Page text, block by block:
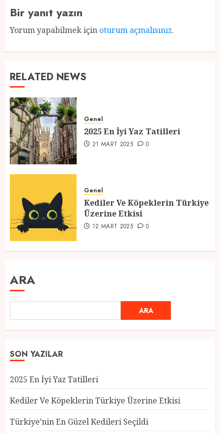
Bir yanıt yazın
Yorum yapabilmek için oturum açmalısınız.
RELATED NEWS
Genel
2025 En İyi Yaz Tatilleri
21 MART 2025 0
Genel
Kediler Ve Köpeklerin Türkiye
Üzerine Etkisi
12 MART 2025 0
ARA
ARA
SON YAZILAR
2025 En İyi Yaz Tatilleri
Kediler Ve Köpeklerin Türkiye Üzerine Etkisi
Türkiye’nin En Güzel Kedileri Seçildi